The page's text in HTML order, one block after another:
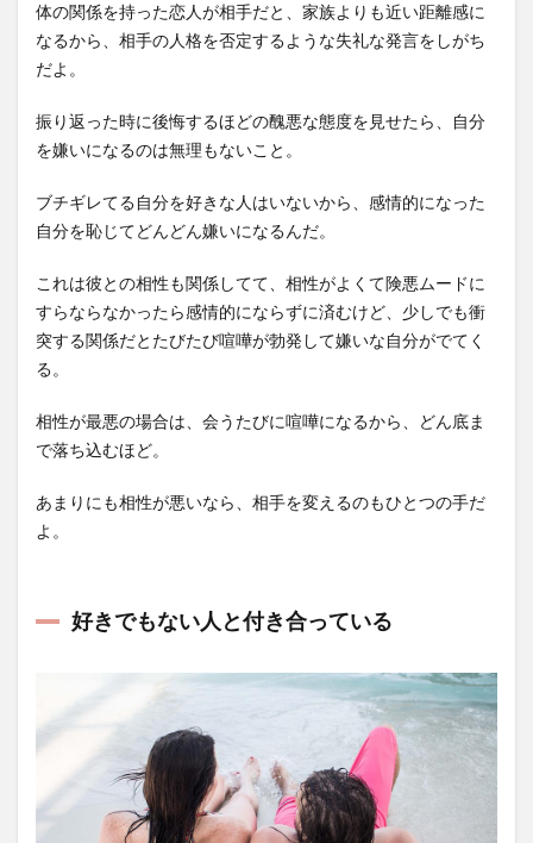
体の関係を持った恋人が相手だと、家族よりも近い距離感に
なるから、相手の人格を否定するような失礼な発言をしがち
だよ。
振り返った時に後悔するほどの醜悪な態度を見せたら、自分
を嫌いになるのは無理もないこと。
ブチギレてる自分を好きな人はいないから、感情的になった
自分を恥じてどんどん嫌いになるんだ。
これは彼との相性も関係してて、相性がよくて険悪ムードに
すらならなかったら感情的にならずに済むけど、少しでも衝
突する関係だとたびたび喧嘩が勃発して嫌いな自分がでてく
る。
相性が最悪の場合は、会うたびに喧嘩になるから、どん底ま
で落ち込むほど。
あまりにも相性が悪いなら、相手を変えるのもひとつの手だ
よ。
好きでもない人と付き合っている